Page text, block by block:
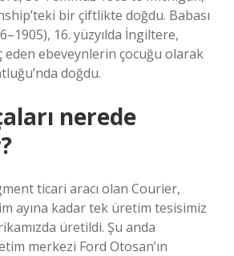
bir çiftlikte doğdu. Babası
16. yüzyılda İngiltere,
eden ebeveynlerin çocuğu olarak
doğdu.
nerede
ticari aracı olan Courier,
ayına kadar tek üretim tesisimiz
üretildi. Şu anda
merkezi Ford Otosan’ın